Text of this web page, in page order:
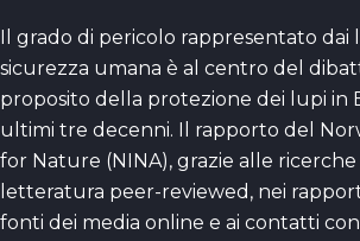
Il grado di pericolo rappresentato dai
sicurezza umana è al centro del
proposito della protezione dei lupi in
ultimi tre decenni. Il rapporto del
for Nature (NINA), grazie alle
letteratura peer-reviewed, nei
fonti dei media online e ai contatti